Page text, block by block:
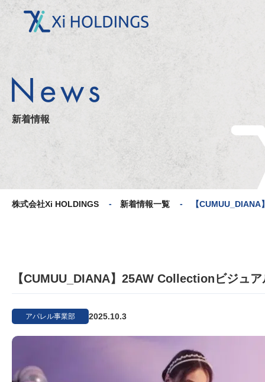
ollectionビジュアル｜衣装提
新着情報
株式会社Xi HOLDINGS 新着情報一覧 【
【CUMUU_DIANA】25AW Collectionビジュ
アパレル事業部 2025.10.3